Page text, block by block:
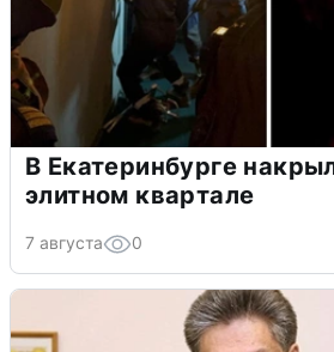
В Екатеринбурге
элитном квартале
7 августа 0